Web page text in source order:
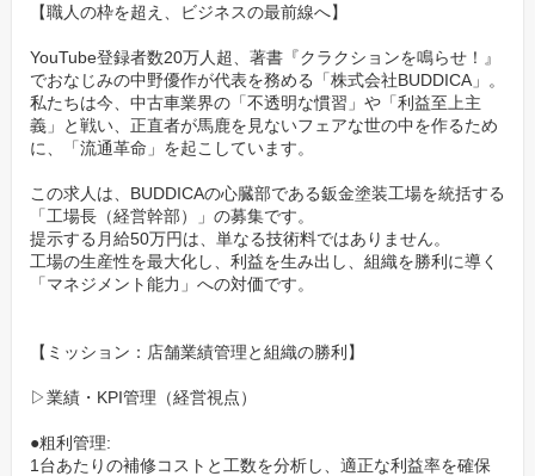
これは、あなたが担う責任の重さと、私たちがあなたに寄せる期
待の大きさの証明です。
【中古車業界の変革期。その「当事者」になる。】
BUDDICAで働く最大の魅力は、単なる整備士としてではなく、中
ことです。
✅【まずはWebカジュアル面談から】
スーツも不要です。リラックスした服装でご参加ください。
https://timerex.net/s/recruit.buddica_207d/4586a93c
【職人の枠を超え、ビジネスの最前線へ】
YouTube登録者数20万人超、著書『クラクションを鳴らせ！』
でおなじみの中野優作が代表を務める「株式会社BUDDICA」。
私たちは今、中古車業界の「不透明な慣習」や「利益至上主
義」と戦い、正直者が馬鹿を見ないフェアな世の中を作るため
に、「流通革命」を起こしています。
この求人は、BUDDICAの心臓部である鈑金塗装工場を統括する
「工場長（経営幹部）」の募集です。
提示する月給50万円は、単なる技術料ではありません。
工場の生産性を最大化し、利益を生み出し、組織を勝利に導く
「マネジメント能力」への対価です。
【ミッション：店舗業績管理と組織の勝利】
▷業績・KPI管理（経営視点）
●粗利管理:
1台あたりの補修コストと工数を分析し、適正な利益率を確保